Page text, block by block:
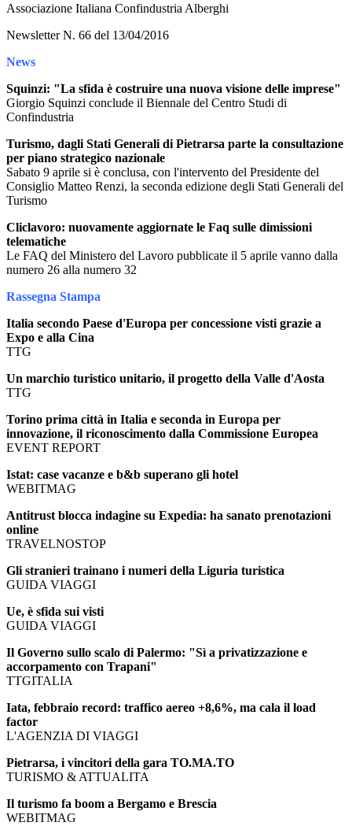
Associazione Italiana Confindustria Alberghi
Newsletter N. 66 del 13/04/2016
News
Squinzi: "La sfida è costruire una nuova visione delle imprese"
Giorgio Squinzi conclude il Biennale del Centro Studi di
Confindustria
Turismo, dagli Stati Generali di Pietrarsa parte la consultazione
per piano strategico nazionale
Sabato 9 aprile si è conclusa, con l'intervento del Presidente del
Consiglio Matteo Renzi, la seconda edizione degli Stati Generali del
Turismo
Cliclavoro: nuovamente aggiornate le Faq sulle dimissioni
telematiche
Le FAQ del Ministero del Lavoro pubblicate il 5 aprile vanno dalla
numero 26 alla numero 32
Rassegna Stampa
Italia secondo Paese d'Europa per concessione visti grazie a
Expo e alla Cina
TTG
Un marchio turistico unitario, il progetto della Valle d'Aosta
TTG
Torino prima città in Italia e seconda in Europa per
innovazione, il riconoscimento dalla Commissione Europea
EVENT REPORT
Istat: case vacanze e b&b superano gli hotel
WEBITMAG
Antitrust blocca indagine su Expedia: ha sanato prenotazioni
online
TRAVELNOSTOP
Gli stranieri trainano i numeri della Liguria turistica
GUIDA VIAGGI
Ue, è sfida sui visti
GUIDA VIAGGI
Il Governo sullo scalo di Palermo: "Sì a privatizzazione e
accorpamento con Trapani"
TTGITALIA
Iata, febbraio record: traffico aereo +8,6%, ma cala il load
factor
L'AGENZIA DI VIAGGI
Pietrarsa, i vincitori della gara TO.MA.TO
TURISMO & ATTUALITA
Il turismo fa boom a Bergamo e Brescia
WEBITMAG